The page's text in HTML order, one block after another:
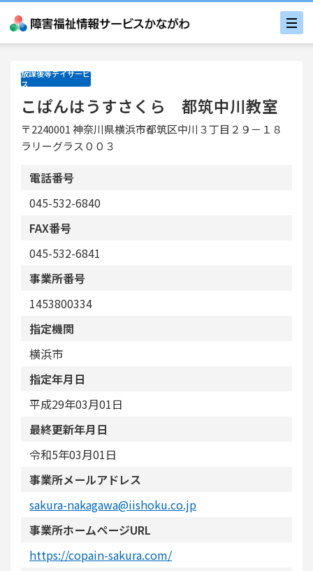
放課後等デイサービ
ス
こぱんはうすさくら 都筑中川教室
〒2240001 神奈川県横浜市都筑区中川３丁目２９－１８
ラリーグラス００３
電話番号
045-532-6840
FAX番号
045-532-6841
事業所番号
1453800334
指定機関
横浜市
指定年月日
平成29年03月01日
最終更新年月日
令和5年03月01日
事業所メールアドレス
sakura-nakagawa@iishoku.co.jp
事業所ホームページURL
https://copain-sakura.com/